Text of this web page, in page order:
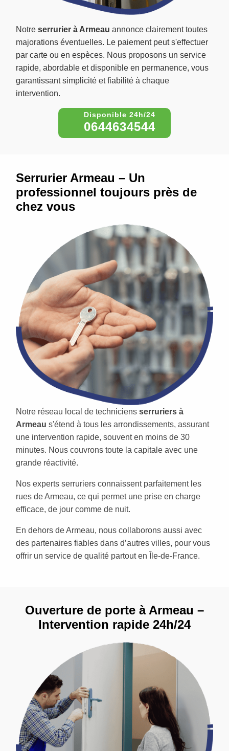
Notre serrurier à Armeau annonce clairement toutes
majorations éventuelles. Le paiement peut s'effectuer
par carte ou en espèces. Nous proposons un service
rapide, abordable et disponible en permanence, vous
garantissant simplicité et fiabilité à chaque
intervention.
0644634544
Serrurier Armeau – Un
professionnel toujours près de
chez vous
Notre réseau local de techniciens serruriers à
Armeau s'étend à tous les arrondissements, assurant
une intervention rapide, souvent en moins de 30
minutes. Nous couvrons toute la capitale avec une
grande réactivité.
Nos experts serruriers connaissent parfaitement les
rues de Armeau, ce qui permet une prise en charge
efficace, de jour comme de nuit.
En dehors de Armeau, nous collaborons aussi avec
des partenaires fiables dans d’autres villes, pour vous
offrir un service de qualité partout en Île-de-France.
Ouverture de porte à Armeau –
Intervention rapide 24h/24